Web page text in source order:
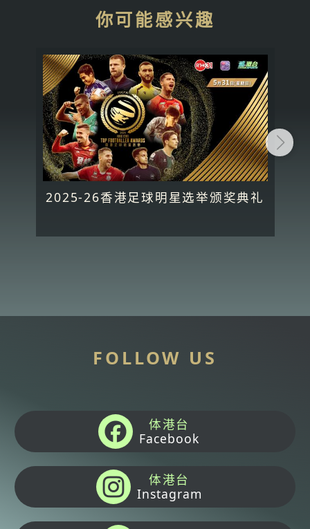
你可能感兴趣
2025-26香港足球明星选举颁奖典礼
FOLLOW US
体港台
Facebook
体港台
Instagram